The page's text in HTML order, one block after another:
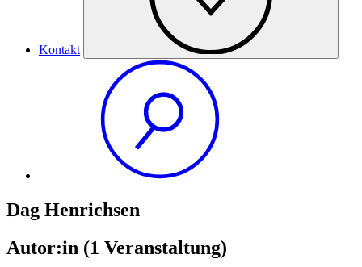
Kontakt
Dag Henrichsen
Autor:in (1 Veranstaltung)